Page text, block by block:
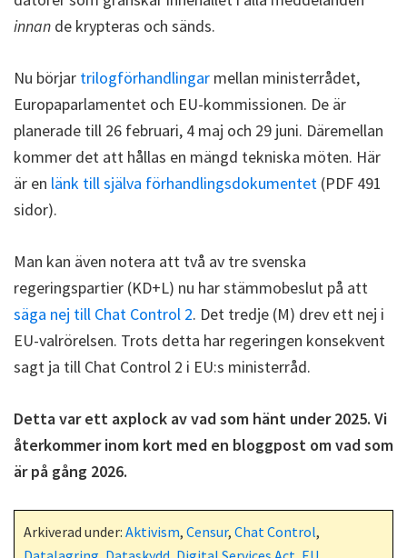
innan de krypteras och sänds.
Nu börjar trilogförhandlingar mellan ministerrådet,
Europaparlamentet och EU-kommissionen. De är
planerade till 26 februari, 4 maj och 29 juni. Däremellan
kommer det att hållas en mängd tekniska möten. Här
är en länk till själva förhandlingsdokumentet (PDF 491
sidor).
Man kan även notera att två av tre svenska
regeringspartier (KD+L) nu har stämmobeslut på att
säga nej till Chat Control 2. Det tredje (M) drev ett nej i
EU-valrörelsen. Trots detta har regeringen konsekvent
sagt ja till Chat Control 2 i EU:s ministerråd.
Detta var ett axplock av vad som hänt under 2025. Vi
återkommer inom kort med en bloggpost om vad som
är på gång 2026.
Arkiverad under: Aktivism, Censur, Chat Control,